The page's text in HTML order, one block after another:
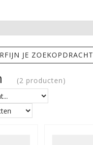
JE ZOEKOPDRACHT
(2 producten)